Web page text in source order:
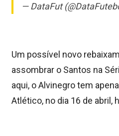
— DataFut
Um possível novo
assombrar o Santos na
aqui, o Alvinegro tem
Atlético, no dia 16 de abril,